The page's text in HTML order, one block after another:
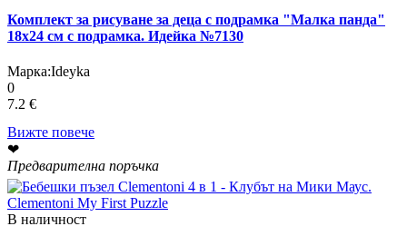
Комплект за рисуване за деца с подрамка "Малка панда"
18х24 см с подрамка. Идейка №7130
Марка:Ideyka
0
7.2 €
Вижте повече
❤
Предварителна поръчка
В наличност